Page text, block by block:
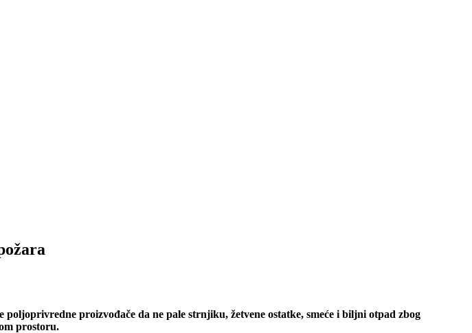
proizvođače da ne pale strnjiku, žetvene ostatke, smeće i biljni otpad zbog
prostoru.